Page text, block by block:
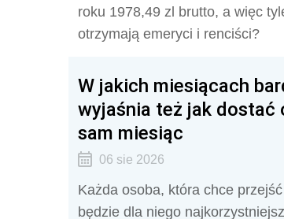
roku 1978,49 zl brutto, a więc
otrzymają emeryci i renciści?
W jakich miesiącach
wyjaśnia też jak dostać
sam miesiąc
06 sie 2026
Każda osoba, która chce
będzie dla niego